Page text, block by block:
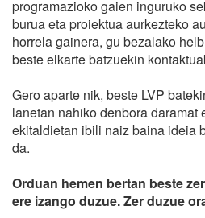
programazioko gaien inguruko
burua eta proiektua aurkezteko
horrela gainera, gu bezalako
beste elkarte batzuekin
Gero aparte nik, beste LVP
lanetan nahiko denbora daramat
ekitaldietan ibili naiz baina ideia
da.
Orduan hemen bertan beste
ere izango duzue. Zer duzue